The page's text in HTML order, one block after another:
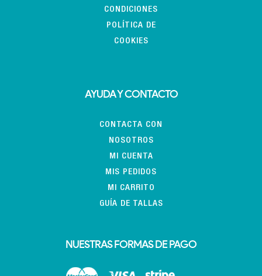
CONDICIONES
POLÍTICA DE
COOKIES
AYUDA Y CONTACTO
CONTACTA CON
NOSOTROS
MI CUENTA
MIS PEDIDOS
MI CARRITO
GUÍA DE TALLAS
NUESTRAS FORMAS DE PAGO